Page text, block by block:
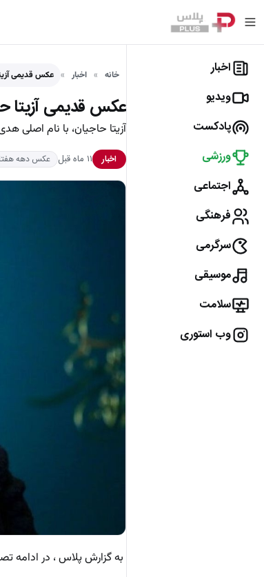
اخبار
ویدیو
پادکست
ورزشی
اجتماعی
فرهنگی
سرگرمی
موسیقی
سلامت
وب استوری
خانه اخبار عکس قدیمی
عکس قدیمی آزیتا
آزیتا حاجیان، با نام اصلی هدی حاجیان در
اخبار ۱۱ ماه قبل عکس دهه
به گزارش پلاس ، در ادامه تصویری